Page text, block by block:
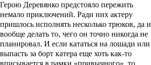
Герою Деревянко предстояло пережить
немало приключений. Ради них актеру
пришлось исполнять несколько трюков, да и
вообще делать то, чего он точно никогда не
планировал. И если кататься на лошади или
выпасть за борт катера еще хоть как-то